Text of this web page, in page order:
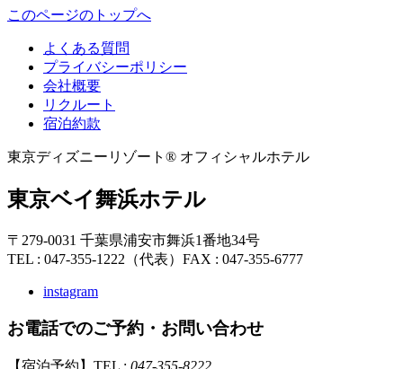
このページのトップへ
よくある質問
プライバシーポリシー
会社概要
リクルート
宿泊約款
東京ディズニーリゾート® オフィシャルホテル
東京ベイ舞浜ホテル
〒279-0031 千葉県浦安市舞浜1番地34号
TEL : 047-355-1222（代表） FAX : 047-355-6777
instagram
お電話でのご予約・お問い合わせ
【宿泊予約】TEL : 047-355-8222